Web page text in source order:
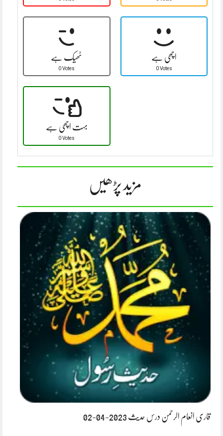
ٹھیک ہے
0 Votes
اچھی ہے
0 Votes
بہت اچھی ہے
0 Votes
مزید پڑھیں
قاری انعام الرحمن درس حدیث 2023-04-02